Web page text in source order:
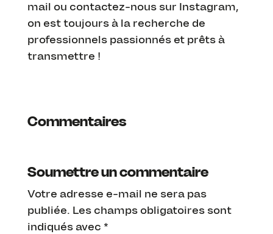
mail ou contactez-nous sur Instagram,
on est toujours à la recherche de
professionnels passionnés et prêts à
transmettre !
Commentaires
Soumettre un commentaire
Votre adresse e-mail ne sera pas
publiée. Les champs obligatoires sont
indiqués avec *